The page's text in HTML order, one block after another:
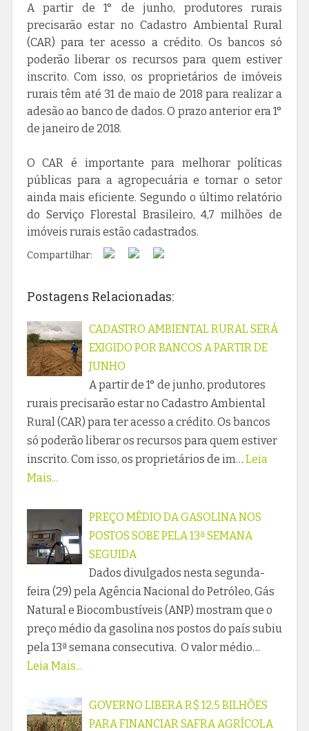
A partir de 1° de junho, produtores rurais
precisarão estar no Cadastro Ambiental Rural
(CAR) para ter acesso a crédito. Os bancos só
poderão liberar os recursos para quem estiver
inscrito. Com isso, os proprietários de imóveis
rurais têm até 31 de maio de 2018 para realizar a
adesão ao banco de dados. O prazo anterior era 1°
de janeiro de 2018.
O CAR é importante para melhorar políticas
públicas para a agropecuária e tornar o setor
ainda mais eficiente. Segundo o último relatório
do Serviço Florestal Brasileiro, 4,7 milhões de
imóveis rurais estão cadastrados.
Compartilhar:
Postagens Relacionadas:
CADASTRO AMBIENTAL RURAL SERÁ
EXIGIDO POR BANCOS A PARTIR DE
JUNHO
A partir de 1° de junho, produtores
rurais precisarão estar no Cadastro Ambiental
Rural (CAR) para ter acesso a crédito. Os bancos
só poderão liberar os recursos para quem estiver
inscrito. Com isso, os proprietários de im… Leia
Mais...
PREÇO MÉDIO DA GASOLINA NOS
POSTOS SOBE PELA 13ª SEMANA
SEGUIDA
Dados divulgados nesta segunda-
feira (29) pela Agência Nacional do Petróleo, Gás
Natural e Biocombustíveis (ANP) mostram que o
preço médio da gasolina nos postos do país subiu
pela 13ª semana consecutiva. O valor médio…
Leia Mais...
GOVERNO LIBERA R$ 12,5 BILHÕES
PARA FINANCIAR SAFRA AGRÍCOLA